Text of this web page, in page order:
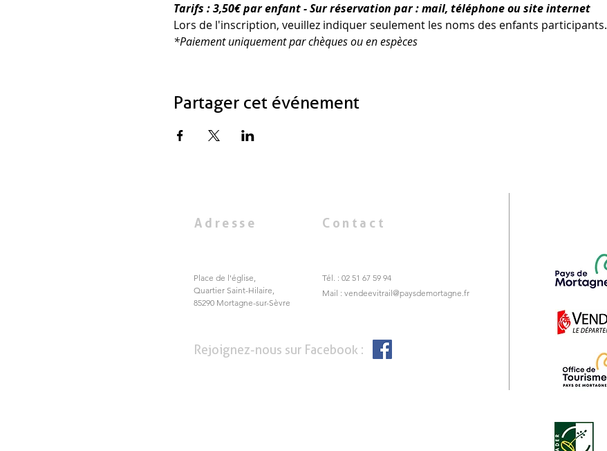
Tarifs : 3,50€ par enfant - Sur réservation par : mail, téléphone ou site internet
Lors de l'inscription, veuillez indiquer seulement les noms des enfants participants.
*Paiement uniquement par chèques ou en espèces
Partager cet événement
Adresse Contact
Place de l'église,
Quartier Saint-Hilaire,
85290 Mortagne-sur-Sèvre
Tél. : 02 51 67 59 94
Mail : vendeevitrail@paysdemortagne.fr
Rejoignez-nous sur Facebook :